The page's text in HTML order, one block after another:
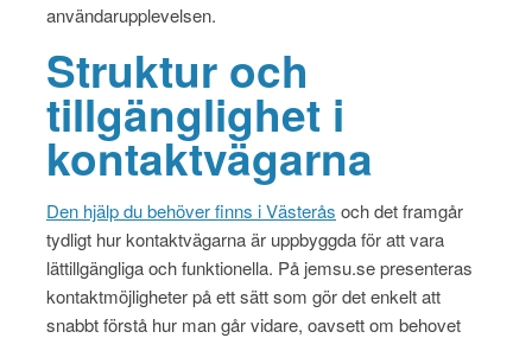
användarupplevelsen.
Struktur och
tillgänglighet i
kontaktvägarna
Den hjälp du behöver finns i Västerås och det framgår
tydligt hur kontaktvägarna är uppbyggda för att vara
lättillgängliga och funktionella. På jemsu.se presenteras
kontaktmöjligheter på ett sätt som gör det enkelt att
snabbt förstå hur man går vidare, oavsett om behovet